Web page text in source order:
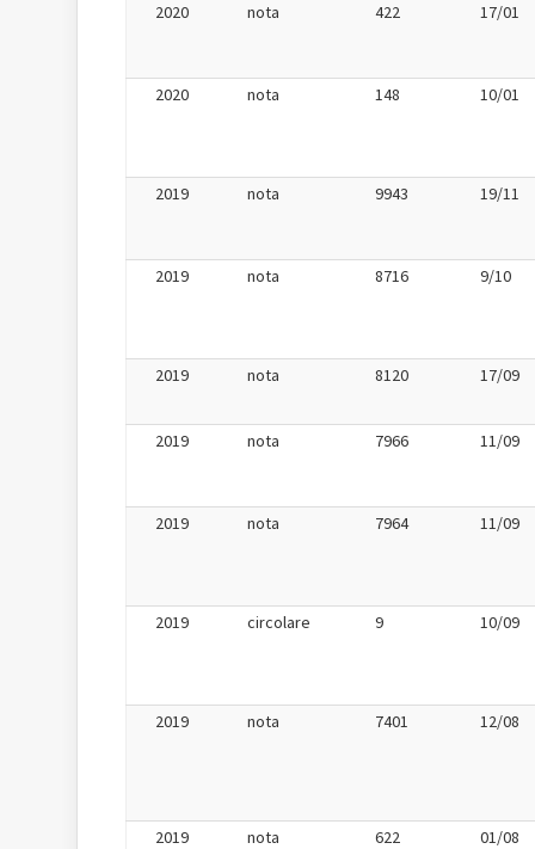
2020 nota 422 17/01
2020 nota 148 10/01
2019 nota 9943 19/11
2019 nota 8716 9/10
2019 nota 8120 17/09
2019 nota 7966 11/09
2019 nota 7964 11/09
2019 circolare 9 10/09
2019 nota 7401 12/08
2019 nota 622 01/08